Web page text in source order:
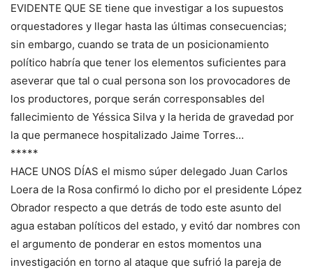
EVIDENTE QUE SE tiene que investigar a los supuestos
orquestadores y llegar hasta las últimas consecuencias;
sin embargo, cuando se trata de un posicionamiento
político habría que tener los elementos suficientes para
aseverar que tal o cual persona son los provocadores de
los productores, porque serán corresponsables del
fallecimiento de Yéssica Silva y la herida de gravedad por
la que permanece hospitalizado Jaime Torres…
*****
HACE UNOS DÍAS el mismo súper delegado Juan Carlos
Loera de la Rosa confirmó lo dicho por el presidente López
Obrador respecto a que detrás de todo este asunto del
agua estaban políticos del estado, y evitó dar nombres con
el argumento de ponderar en estos momentos una
investigación en torno al ataque que sufrió la pareja de